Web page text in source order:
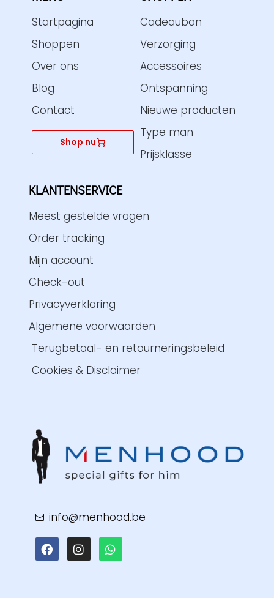
a
i
v
:
Startpagina
Shoppen
Over ons
Blog
Contact
Shop nu
Cadeaubon
Verzorging
Accessoires
Ontspanning
Nieuwe producten
Type man
Prijsklasse
KLANTENSERVICE
Meest gestelde vragen
Order tracking
Mijn account
Check-out
Privacyverklaring
Algemene voorwaarden
Terugbetaal- en retourneringsbeleid
Cookies & Disclaimer
info@menhood.be